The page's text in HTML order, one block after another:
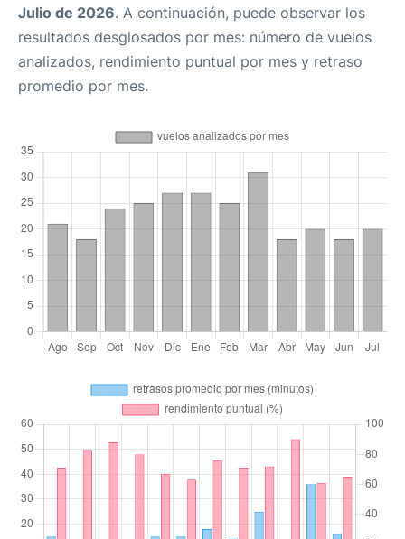
Julio de 2026. A continuación, puede observar los
resultados desglosados por mes: número de vuelos
analizados, rendimiento puntual por mes y retraso
promedio por mes.